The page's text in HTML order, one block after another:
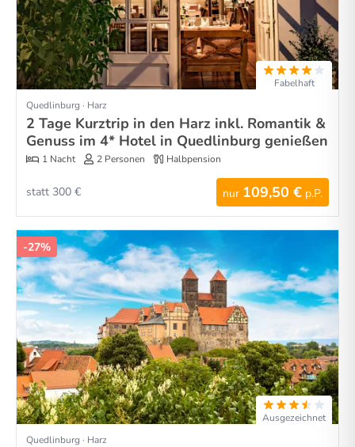
Fabelhaft
Quedlinburg · Harz
2 Tage Kurztrip in den Harz inkl. Romantik &
Genuss im 4* Hotel in Quedlinburg genießen
1 Nacht 2 Personen Halbpension
nur 109,50 € p.P.
statt 300 €
-27%
Ausgezeichnet
Quedlinburg · Harz